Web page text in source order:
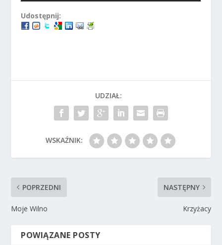
Udostępnij:
UDZIAŁ:
WSKAŹNIK:
POPRZEDNI
Moje Wilno
NASTĘPNY
Krzyżacy
POWIĄZANE POSTY